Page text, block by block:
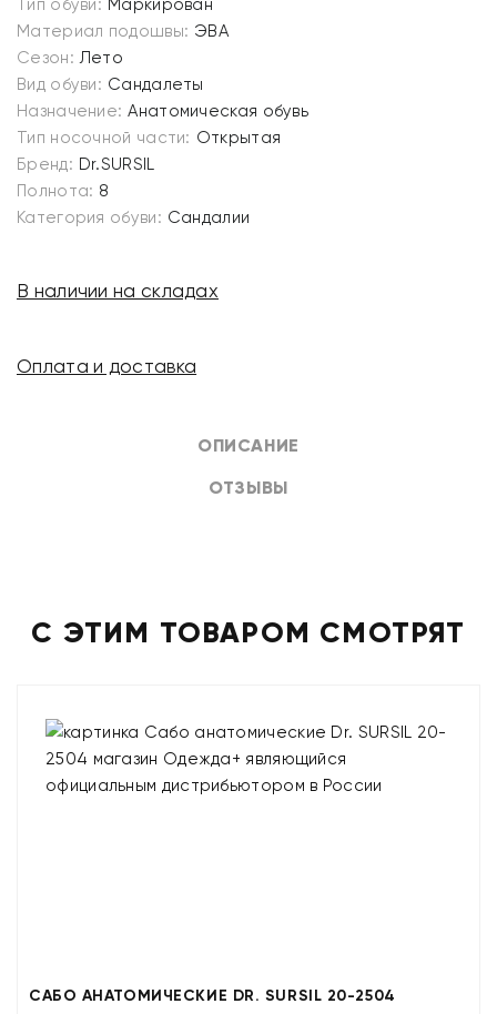
ОПИСАНИЕ
ОТЗЫВЫ
Тип обуви: Маркирован
Материал подошвы: ЭВА
Сезон: Лето
Вид обуви: Сандалеты
Назначение: Анатомическая обувь
Тип носочной части: Открытая
Бренд: Dr.SURSIL
Полнота: 8
Категория обуви: Сандалии
В наличии на складах
Оплата и доставка
С ЭТИМ ТОВАРОМ СМОТРЯТ
САБО АНАТОМИЧЕСКИЕ DR. SURSIL 20-2504